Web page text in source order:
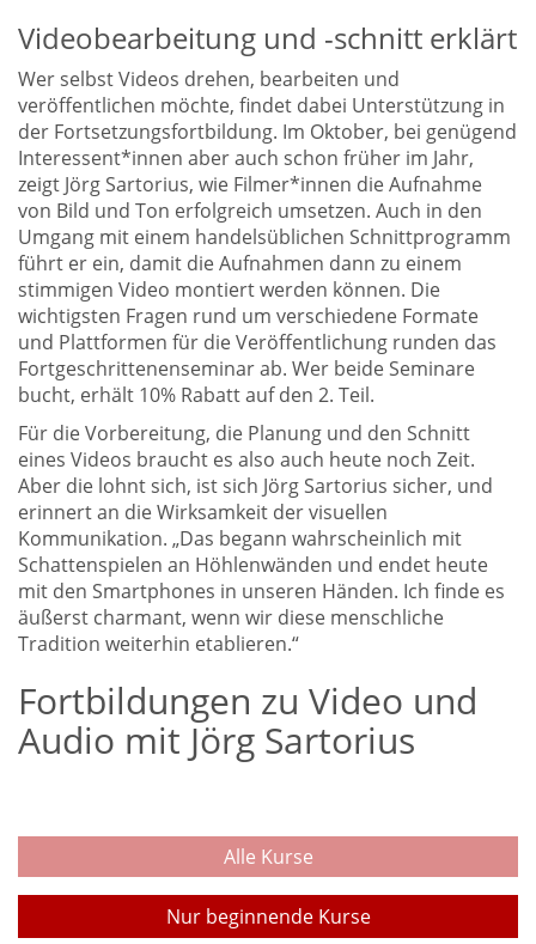
Videobearbeitung und -schnitt erklärt
Wer selbst Videos drehen, bearbeiten und
veröffentlichen möchte, findet dabei Unterstützung in
der Fortsetzungsfortbildung. Im Oktober, bei genügend
Interessent*innen aber auch schon früher im Jahr,
zeigt Jörg Sartorius, wie Filmer*innen die Aufnahme
von Bild und Ton erfolgreich umsetzen. Auch in den
Umgang mit einem handelsüblichen Schnittprogramm
führt er ein, damit die Aufnahmen dann zu einem
stimmigen Video montiert werden können. Die
wichtigsten Fragen rund um verschiedene Formate
und Plattformen für die Veröffentlichung runden das
Fortgeschrittenenseminar ab. Wer beide Seminare
bucht, erhält 10% Rabatt auf den 2. Teil.
Für die Vorbereitung, die Planung und den Schnitt
eines Videos braucht es also auch heute noch Zeit.
Aber die lohnt sich, ist sich Jörg Sartorius sicher, und
erinnert an die Wirksamkeit der visuellen
Kommunikation. „Das begann wahrscheinlich mit
Schattenspielen an Höhlenwänden und endet heute
mit den Smartphones in unseren Händen. Ich finde es
äußerst charmant, wenn wir diese menschliche
Tradition weiterhin etablieren.“
Fortbildungen zu Video und
Audio mit Jörg Sartorius
Alle Kurse
Nur beginnende Kurse